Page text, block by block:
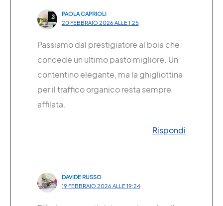
PAOLA CAPRIOLI
20 FEBBRAIO 2026 ALLE 1:25
Passiamo dal prestigiatore al boia che
concede un ultimo pasto migliore. Un
contentino elegante, ma la ghigliottina
per il traffico organico resta sempre
affilata.
Rispondi
DAVIDE RUSSO
19 FEBBRAIO 2026 ALLE 19:24